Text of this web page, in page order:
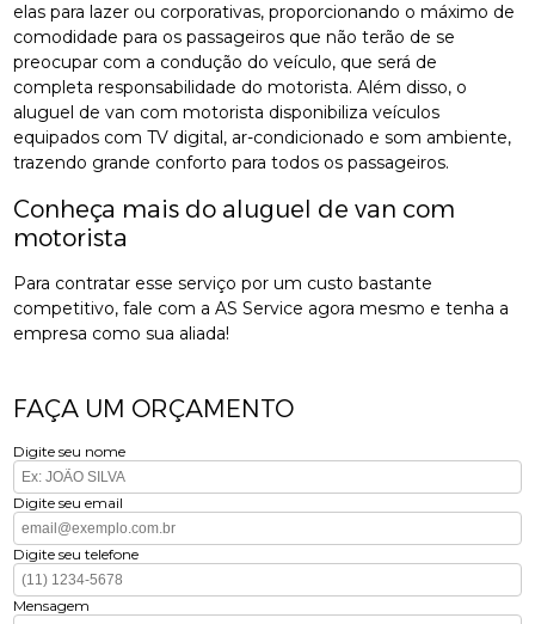
elas para lazer ou corporativas, proporcionando o máximo de
comodidade para os passageiros que não terão de se
preocupar com a condução do veículo, que será de
completa responsabilidade do motorista. Além disso, o
aluguel de van com motorista disponibiliza veículos
equipados com TV digital, ar-condicionado e som ambiente,
trazendo grande conforto para todos os passageiros.
Conheça mais do aluguel de van com
motorista
Para contratar esse serviço por um custo bastante
competitivo, fale com a AS Service agora mesmo e tenha a
empresa como sua aliada!
FAÇA UM ORÇAMENTO
Digite seu nome
Digite seu email
Digite seu telefone
Mensagem